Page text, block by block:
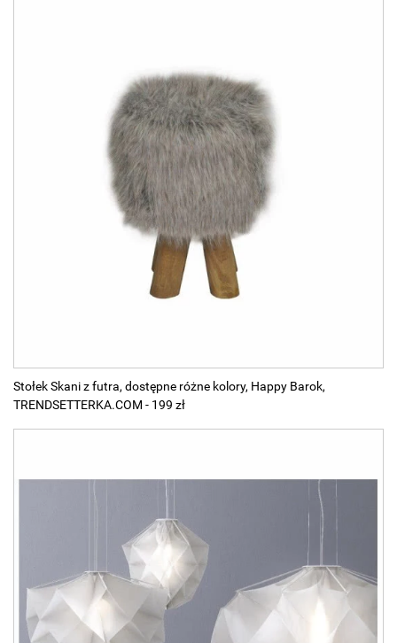
Stołek Skani z futra, dostępne różne kolory, Happy Barok,
TRENDSETTERKA.COM - 199 zł